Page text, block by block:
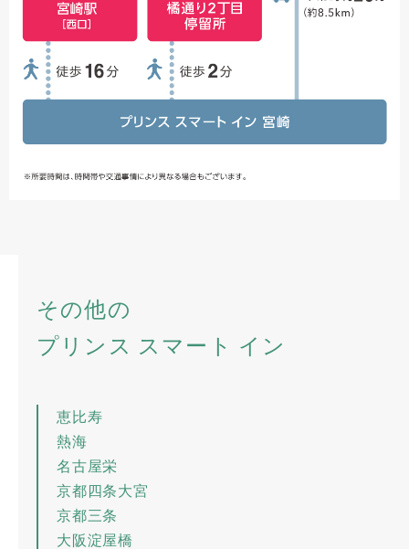
その他の
プリンス スマート イン
恵比寿
熱海
名古屋栄
京都四条大宮
京都三条
大阪淀屋橋